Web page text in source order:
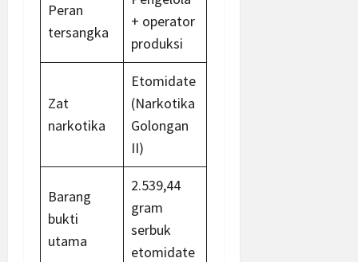
Peran
tersangka
+ operator
produksi
Zat
narkotika
Etomidate
(Narkotika
Golongan
II)
Barang
bukti
utama
2.539,44
gram
serbuk
etomidate